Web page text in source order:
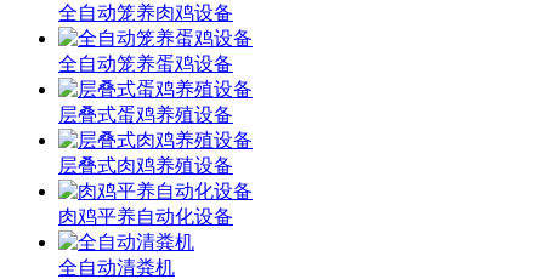
全自动笼养肉鸡设备
全自动笼养蛋鸡设备
层叠式蛋鸡养殖设备
层叠式肉鸡养殖设备
肉鸡平养自动化设备
全自动清粪机